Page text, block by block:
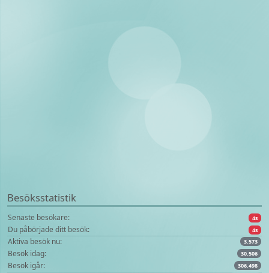
Besöksstatistik
Senaste besökare: 4s
Du påbörjade ditt besök: 4s
Aktiva besök nu: 3.573
Besök idag: 30.506
Besök igår: 306.498